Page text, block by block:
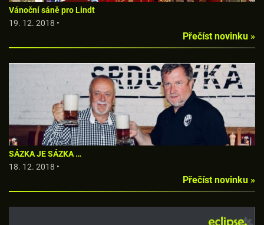
Vánoční sáně pro Lindt
19. 12. 2018 •
Přečíst novinku »
SÁZKA JE SÁZKA …
18. 12. 2018 •
Přečíst novinku »